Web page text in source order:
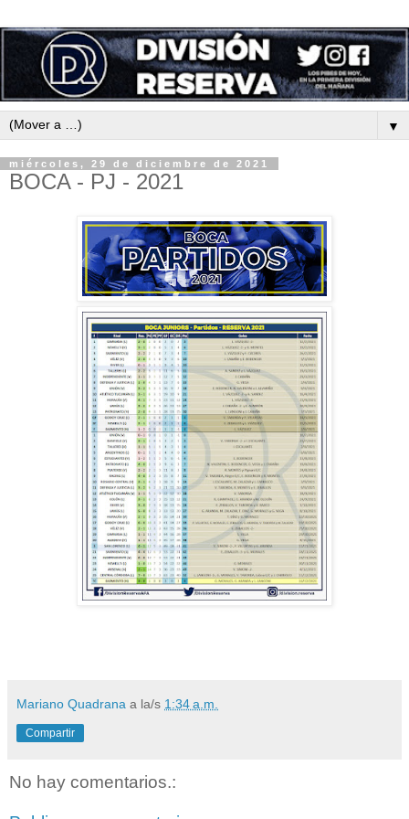
▼
miércoles, 29 de diciembre de 2021
BOCA - PJ - 2021
Mariano Quadrana a la/s 1:34 a.m.
Compartir
No hay comentarios.: